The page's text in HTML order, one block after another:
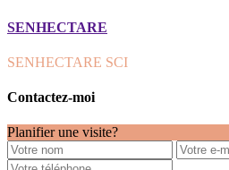
SENHECTARE
SENHECTARE SCI
Contactez-moi
Planifier une visite?